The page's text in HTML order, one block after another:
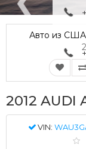
Авто из США
2012 AUDI
VIN: